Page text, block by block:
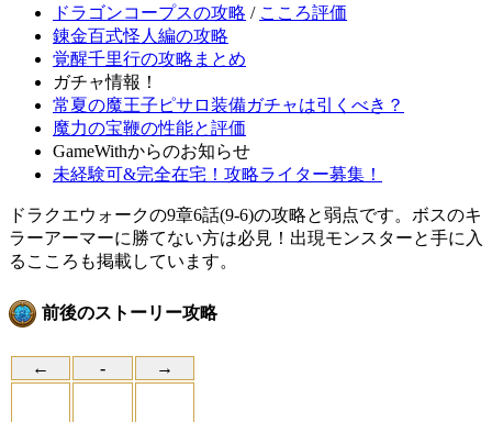
ドラゴンコープスの攻略 / こころ評価
錬金百式怪人編の攻略
覚醒千里行の攻略まとめ
ガチャ情報！
常夏の魔王子ピサロ装備ガチャは引くべき？
魔力の宝鞭の性能と評価
GameWithからのお知らせ
未経験可&完全在宅！攻略ライター募集！
ドラクエウォークの9章6話(9-6)の攻略と弱点です。ボスのキ
ラーアーマーに勝てない方は必見！出現モンスターと手に入
るこころも掲載しています。
前後のストーリー攻略
← - →